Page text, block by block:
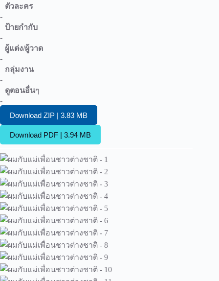
ตัวละคร
-
ป้ายกำกับ
-
ผู้แต่ง/ผู้วาด
-
กลุ่มงาน
-
ดูตอนอื่นๆ
-
Download ZIP | 3.83 MB
Download PDF | 3.94 MB